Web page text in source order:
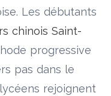
Les débutants
chinois Saint-
progressive
pas dans le
rejoignent